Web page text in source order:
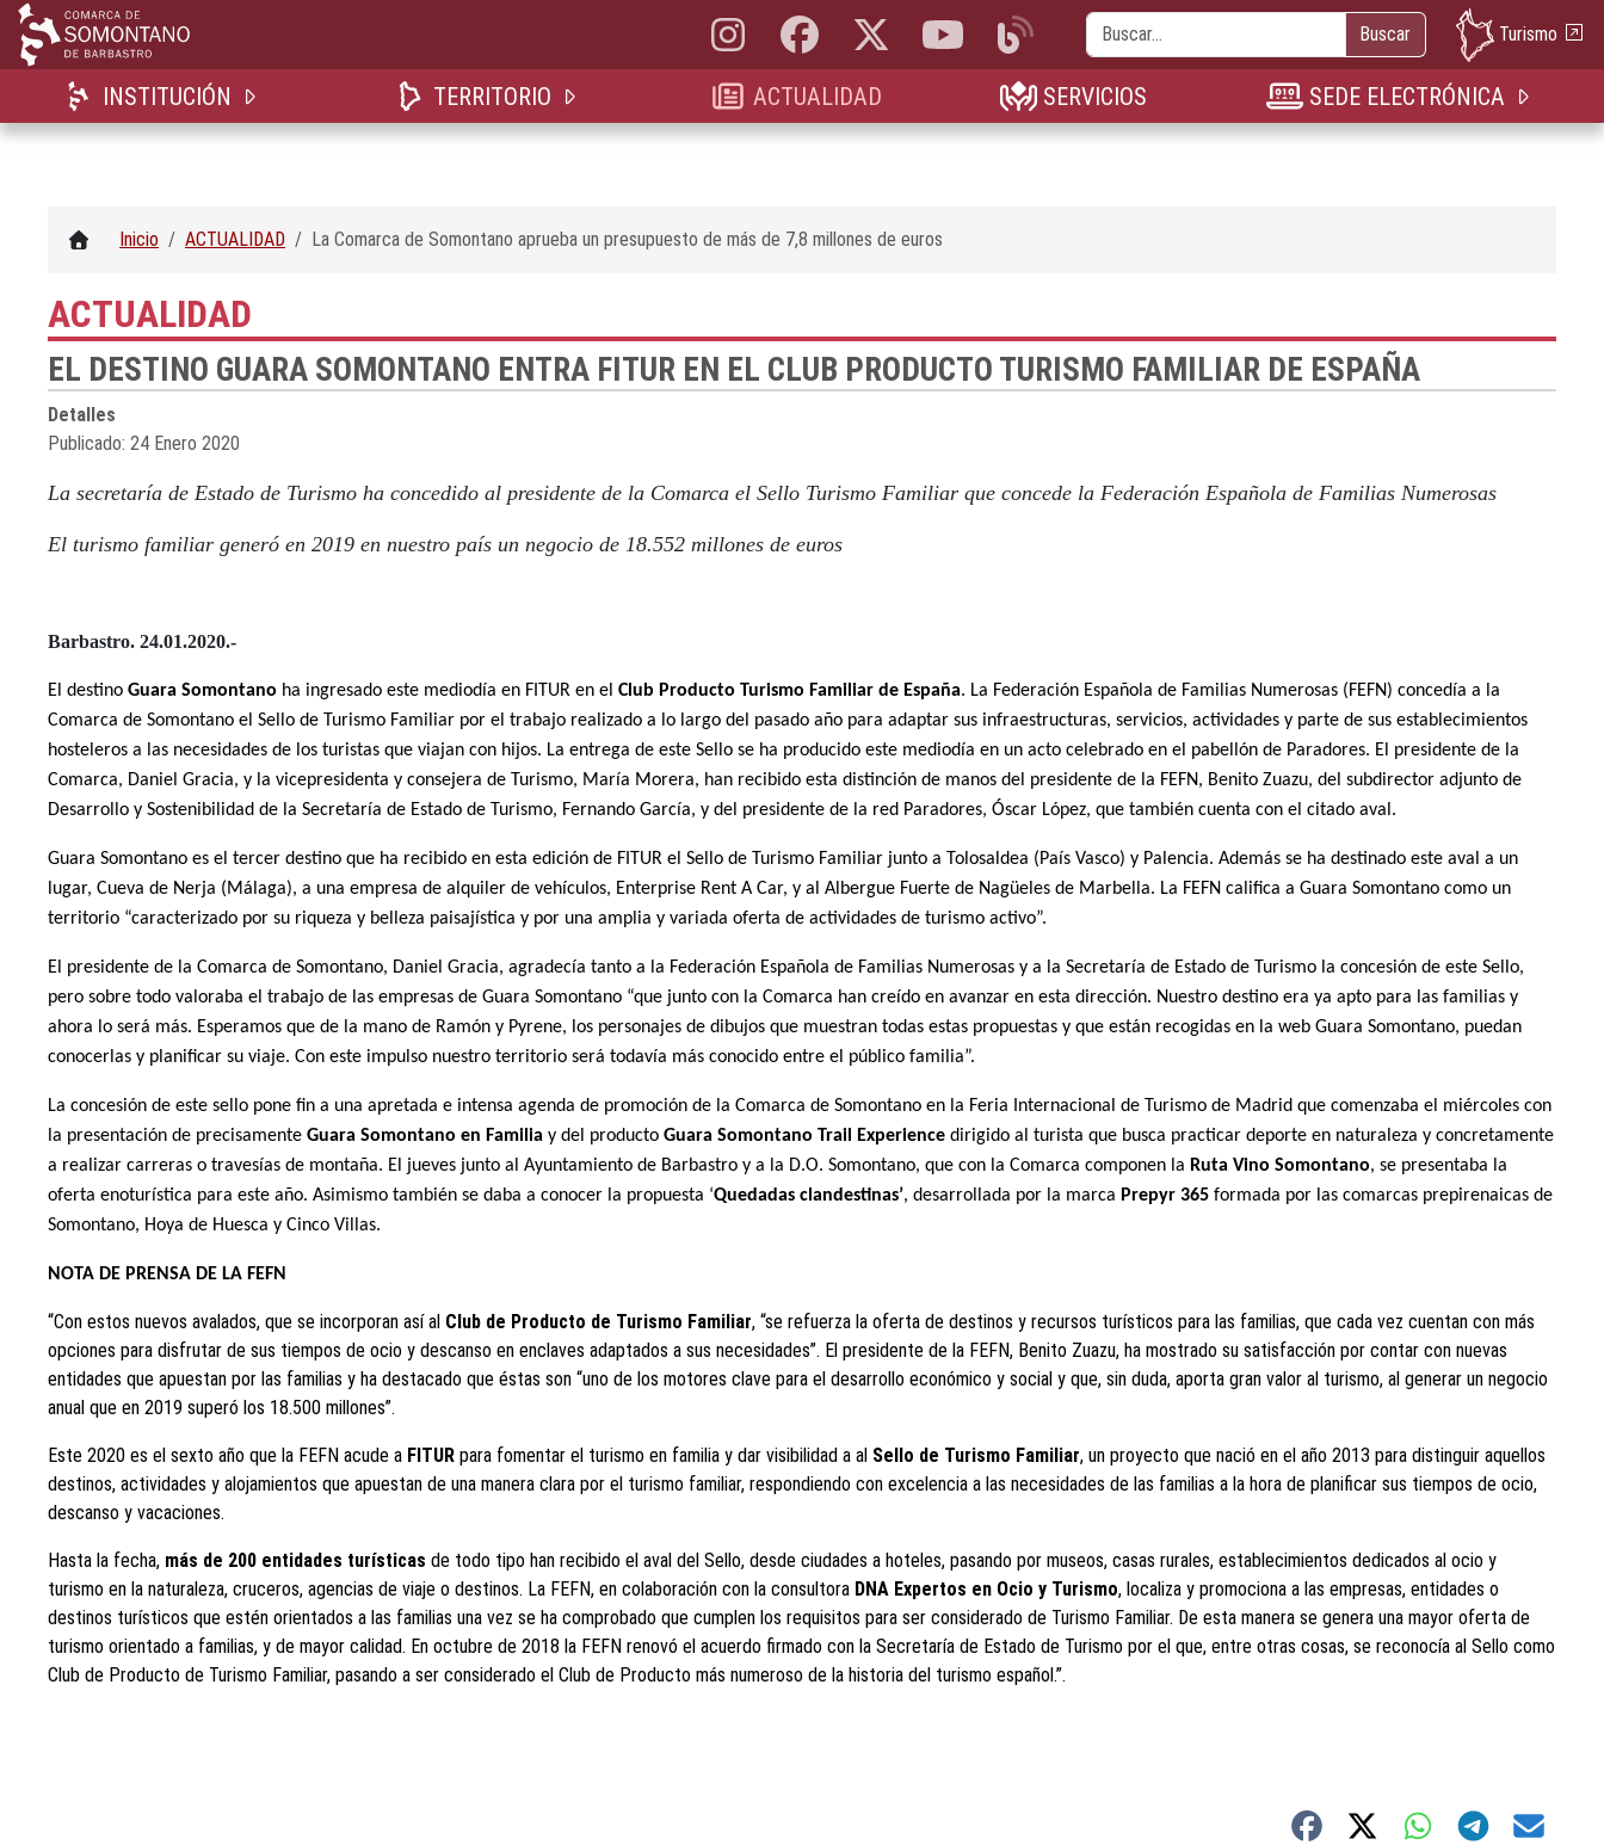
Instagram, abre en nueva pestaña
Facebook, abre en nueva pestaña
X, antes Twitter, abre en nueva pestaña
YouTube, abre en nueva pestaña
Blog, abre en nueva pestaña
Buscar Buscar Turismo
INSTITUCIÓN TERRITORIO ACTUALIDAD SERVICIOS SEDE ELECTRÓNICA
Inicio ACTUALIDAD La Comarca de Somontano aprueba un presupuesto de más de 7,8 millones de euros
ACTUALIDAD
EL DESTINO GUARA SOMONTANO ENTRA FITUR EN EL CLUB PRODUCTO TURISMO FAMILIAR DE ESPAÑA
Detalles
Publicado: 24 Enero 2020
La secretaría de Estado de Turismo ha concedido al presidente de la Comarca el Sello Turismo Familiar que concede la Federación Española de Familias Numerosas
El turismo familiar generó en 2019 en nuestro país un negocio de 18.552 millones de euros
Barbastro. 24.01.2020.-
El destino Guara Somontano ha ingresado este mediodía en FITUR en el Club Producto Turismo Familiar de España. La Federación Española de Familias Numerosas (FEFN) concedía a la
Comarca de Somontano el Sello de Turismo Familiar por el trabajo realizado a lo largo del pasado año para adaptar sus infraestructuras, servicios, actividades y parte de sus establecimientos
hosteleros a las necesidades de los turistas que viajan con hijos. La entrega de este Sello se ha producido este mediodía en un acto celebrado en el pabellón de Paradores. El presidente de la
Comarca, Daniel Gracia, y la vicepresidenta y consejera de Turismo, María Morera, han recibido esta distinción de manos del presidente de la FEFN, Benito Zuazu, del subdirector adjunto de
Desarrollo y Sostenibilidad de la Secretaría de Estado de Turismo, Fernando García, y del presidente de la red Paradores, Óscar López, que también cuenta con el citado aval.
Guara Somontano es el tercer destino que ha recibido en esta edición de FITUR el Sello de Turismo Familiar junto a Tolosaldea (País Vasco) y Palencia. Además se ha destinado este aval a un
lugar, Cueva de Nerja (Málaga), a una empresa de alquiler de vehículos, Enterprise Rent A Car, y al Albergue Fuerte de Nagüeles de Marbella. La FEFN califica a Guara Somontano como un
territorio “caracterizado por su riqueza y belleza paisajística y por una amplia y variada oferta de actividades de turismo activo”.
El presidente de la Comarca de Somontano, Daniel Gracia, agradecía tanto a la Federación Española de Familias Numerosas y a la Secretaría de Estado de Turismo la concesión de este Sello,
pero sobre todo valoraba el trabajo de las empresas de Guara Somontano “que junto con la Comarca han creído en avanzar en esta dirección. Nuestro destino era ya apto para las familias y
ahora lo será más. Esperamos que de la mano de Ramón y Pyrene, los personajes de dibujos que muestran todas estas propuestas y que están recogidas en la web Guara Somontano, puedan
conocerlas y planificar su viaje. Con este impulso nuestro territorio será todavía más conocido entre el público familia”.
La concesión de este sello pone fin a una apretada e intensa agenda de promoción de la Comarca de Somontano en la Feria Internacional de Turismo de Madrid que comenzaba el miércoles con
la presentación de precisamente Guara Somontano en Familia y del producto Guara Somontano Trail Experience dirigido al turista que busca practicar deporte en naturaleza y concretamente
a realizar carreras o travesías de montaña. El jueves junto al Ayuntamiento de Barbastro y a la D.O. Somontano, que con la Comarca componen la Ruta Vino Somontano, se presentaba la
oferta enoturística para este año. Asimismo también se daba a conocer la propuesta ‘Quedadas clandestinas’, desarrollada por la marca Prepyr 365 formada por las comarcas prepirenaicas de
Somontano, Hoya de Huesca y Cinco Villas.
NOTA DE PRENSA DE LA FEFN
“Con estos nuevos avalados, que se incorporan así al Club de Producto de Turismo Familiar, “se refuerza la oferta de destinos y recursos turísticos para las familias, que cada vez cuentan con más
opciones para disfrutar de sus tiempos de ocio y descanso en enclaves adaptados a sus necesidades”. El presidente de la FEFN, Benito Zuazu, ha mostrado su satisfacción por contar con nuevas
entidades que apuestan por las familias y ha destacado que éstas son “uno de los motores clave para el desarrollo económico y social y que, sin duda, aporta gran valor al turismo, al generar un negocio
anual que en 2019 superó los 18.500 millones”.
Este 2020 es el sexto año que la FEFN acude a FITUR para fomentar el turismo en familia y dar visibilidad a al Sello de Turismo Familiar, un proyecto que nació en el año 2013 para distinguir aquellos
destinos, actividades y alojamientos que apuestan de una manera clara por el turismo familiar, respondiendo con excelencia a las necesidades de las familias a la hora de planificar sus tiempos de ocio,
descanso y vacaciones.
Hasta la fecha, más de 200 entidades turísticas de todo tipo han recibido el aval del Sello, desde ciudades a hoteles, pasando por museos, casas rurales, establecimientos dedicados al ocio y
turismo en la naturaleza, cruceros, agencias de viaje o destinos. La FEFN, en colaboración con la consultora DNA Expertos en Ocio y Turismo, localiza y promociona a las empresas, entidades o
destinos turísticos que estén orientados a las familias una vez se ha comprobado que cumplen los requisitos para ser considerado de Turismo Familiar. De esta manera se genera una mayor oferta de
turismo orientado a familias, y de mayor calidad. En octubre de 2018 la FEFN renovó el acuerdo firmado con la Secretaría de Estado de Turismo por el que, entre otras cosas, se reconocía al Sello como
Club de Producto de Turismo Familiar, pasando a ser considerado el Club de Producto más numeroso de la historia del turismo español.”.